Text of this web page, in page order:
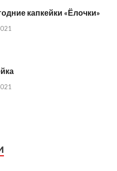
капкейки «Ёлочки»